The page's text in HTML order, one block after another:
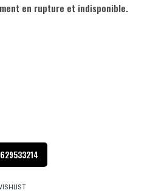
en rupture et indisponible.